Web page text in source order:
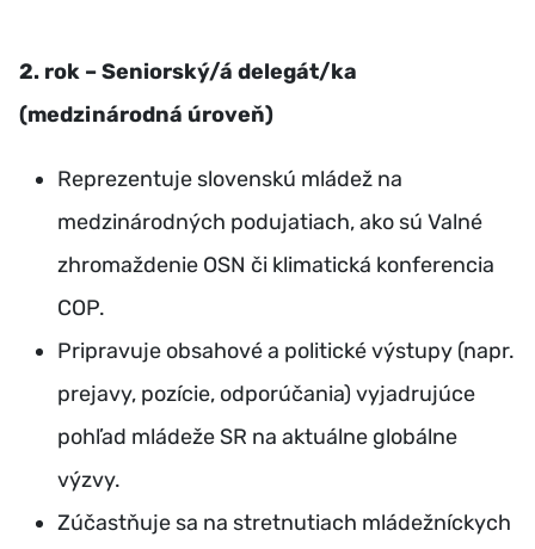
2. rok – Seniorský/á delegát/ka
(medzinárodná úroveň)
Reprezentuje slovenskú mládež na
medzinárodných podujatiach, ako sú Valné
zhromaždenie OSN či klimatická konferencia
COP.
Pripravuje obsahové a politické výstupy (napr.
prejavy, pozície, odporúčania) vyjadrujúce
pohľad mládeže SR na aktuálne globálne
výzvy.
Zúčastňuje sa na stretnutiach mládežníckych